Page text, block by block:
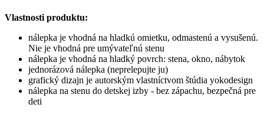
Vlastnosti produktu:
nálepka je vhodná na hladkú omietku, odmastenú a vysušenú.
Nie je vhodná pre umývateľnú stenu
nálepka je vhodná na hladký povrch: stena, okno, nábytok
jednorázová nálepka (neprelepujte ju)
grafický dizajn je autorským vlastníctvom štúdia yokodesign
nálepka na stenu do detskej izby - bez zápachu, bezpečná pre
deti